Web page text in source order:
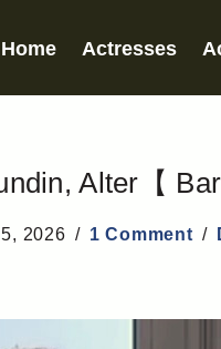
Home Actresses
Alter【
2026 1 Comment